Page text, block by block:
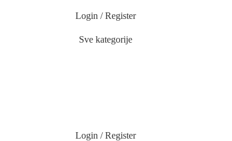
Login / Register
Sve kategorije
Login / Register